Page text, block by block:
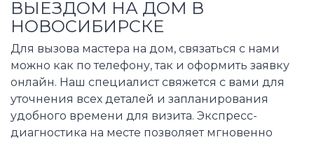
ВЫЕЗДОМ НА ДОМ В
НОВОСИБИРСКЕ
Для вызова мастера на дом, связаться с нами
можно как по телефону, так и оформить заявку
онлайн. Наш специалист свяжется с вами для
уточнения всех деталей и запланирования
удобного времени для визита. Экспресс-
диагностика на месте позволяет мгновенно